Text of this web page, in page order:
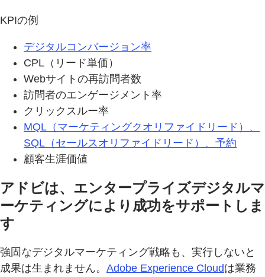
KPIの例
デジタルコンバージョン率
CPL（リード単価）
Webサイトの再訪問者数
訪問者のエンゲージメント率
クリックスルー率
MQL（マーケティングクオリファイドリード）、
SQL（セールスオリファイドリード）、予約
顧客生涯価値
アドビは、エンタープライズデジタルマ
ーケティングにより成功をサポートしま
す
強固なデジタルマーケティング戦略も、実行しないと
成果は生まれません。 Adobe Experience Cloudは業務